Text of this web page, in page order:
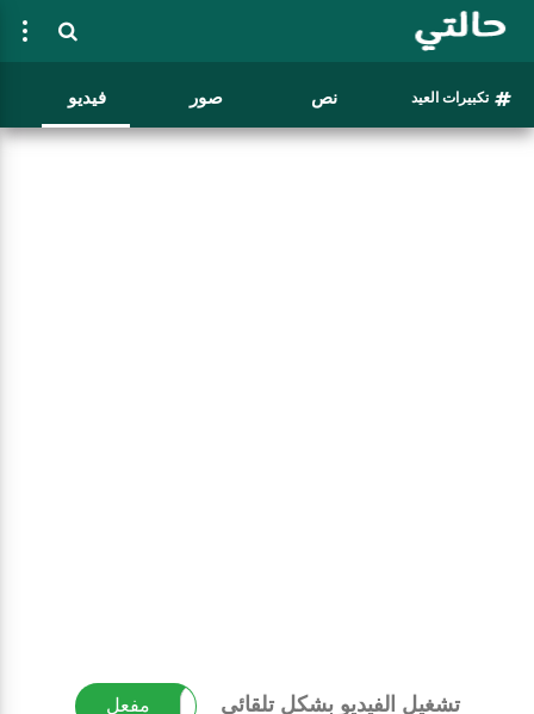
تكبيرات العيد نص صور فيديو
تشغيل الفيديو بشكل تلقائي مفعل غير مفعل